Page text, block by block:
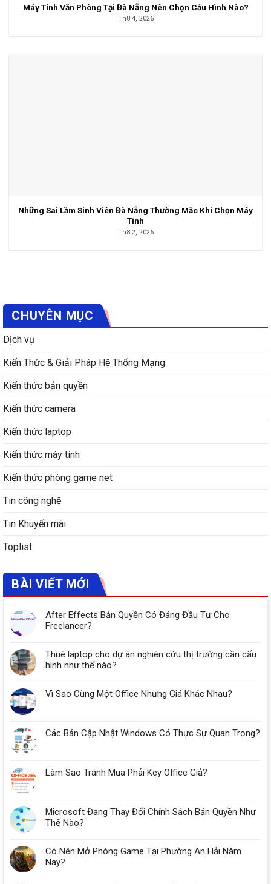
Máy Tính Văn Phòng Tại Đà Nẵng Nên Chọn Cấu Hình Nào?
Th8 4, 2026
Những Sai Lầm Sinh Viên Đà Nẵng Thường Mắc Khi Chọn Máy
Tính
Th8 2, 2026
CHUYÊN MỤC
Dịch vụ
Kiến Thức & Giải Pháp Hệ Thống Mạng
Kiến thức bản quyền
Kiến thức camera
Kiến thức laptop
Kiến thức máy tính
Kiến thức phòng game net
Tin công nghệ
Tin Khuyến mãi
Toplist
BÀI VIẾT MỚI
After Effects Bản Quyền Có Đáng Đầu Tư Cho
Freelancer?
Thuê laptop cho dự án nghiên cứu thị trường cần cấu
hình như thế nào?
Vì Sao Cùng Một Office Nhưng Giá Khác Nhau?
Các Bản Cập Nhật Windows Có Thực Sự Quan Trọng?
Làm Sao Tránh Mua Phải Key Office Giả?
Microsoft Đang Thay Đổi Chính Sách Bản Quyền Như
Thế Nào?
Có Nên Mở Phòng Game Tại Phường An Hải Năm
Nay?